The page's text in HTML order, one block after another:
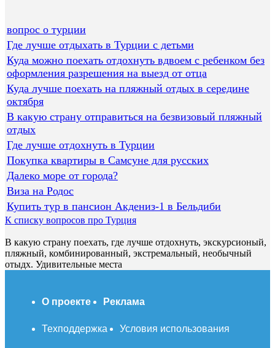
вопрос о турции
Где лучше отдыхать в Турции с детьми
Куда можно поехать отдохнуть вдвоем с ребенком без
оформления разрешения на выезд от отца
Куда лучше поехать на пляжный отдых в середине
октября
В какую страну отправиться на безвизовый пляжный
отдых
Где лучше отдохнуть в Турции
Покупка квартиры в Самсуне для русских
Далеко море от города?
Виза на Родос
Купить тур в пансион Акдениз-1 в Бельдиби
К списку вопросов про Турция
В какую страну поехать, где лучше отдохнуть, экскурсионый,
пляжный, комбинированный, экстремальный, необычный
отыдх. Удивительные места
О проекте Реклама
Техподдержка Условия использования